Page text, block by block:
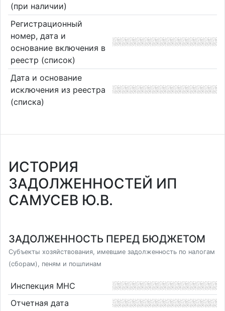
(при наличии)
Регистрационный
номер, дата и
основание включения в
реестр (список)
Дата и основание
исключения из реестра
(списка)
ИСТОРИЯ
ЗАДОЛЖЕННОСТЕЙ ИП
САМУСЕВ Ю.В.
ЗАДОЛЖЕННОСТЬ ПЕРЕД БЮДЖЕТОМ
Субъекты хозяйствования, имевшие задолженность по налогам
(сборам), пеням и пошлинам
Инспекция МНС
Отчетная дата